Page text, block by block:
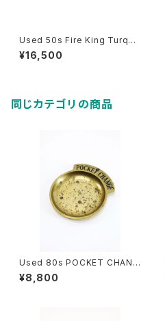
Used 50s Fire King Turquo
ise Blue D-Handle Mug 古
着
¥16,500
同じカテゴリの商品
Used 80s POCKET CHANG
E Brass Money Tray 古着
¥8,800